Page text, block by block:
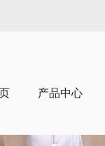
产品中心